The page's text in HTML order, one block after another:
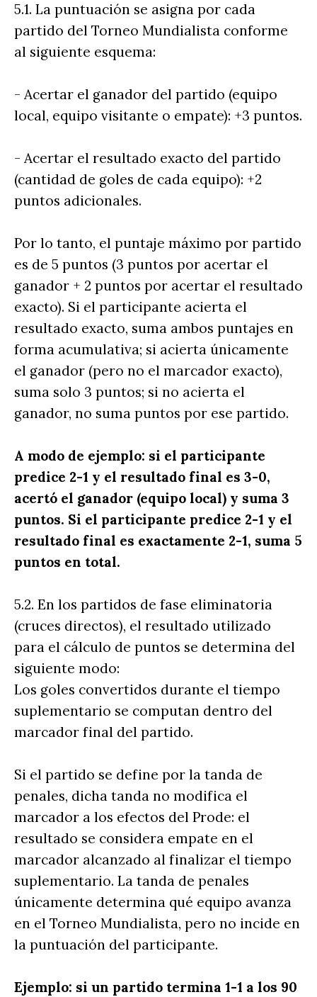
5.1. La puntuación se asigna por cada
partido del Torneo Mundialista conforme
al siguiente esquema:
- Acertar el ganador del partido (equipo
local, equipo visitante o empate): +3 puntos.
- Acertar el resultado exacto del partido
(cantidad de goles de cada equipo): +2
puntos adicionales.
Por lo tanto, el puntaje máximo por partido
es de 5 puntos (3 puntos por acertar el
ganador + 2 puntos por acertar el resultado
exacto). Si el participante acierta el
resultado exacto, suma ambos puntajes en
forma acumulativa; si acierta únicamente
el ganador (pero no el marcador exacto),
suma solo 3 puntos; si no acierta el
ganador, no suma puntos por ese partido.
A modo de ejemplo: si el participante
predice 2-1 y el resultado final es 3-0,
acertó el ganador (equipo local) y suma 3
puntos. Si el participante predice 2-1 y el
resultado final es exactamente 2-1, suma 5
puntos en total.
5.2. En los partidos de fase eliminatoria
(cruces directos), el resultado utilizado
para el cálculo de puntos se determina del
siguiente modo:
Los goles convertidos durante el tiempo
suplementario se computan dentro del
marcador final del partido.
Si el partido se define por la tanda de
penales, dicha tanda no modifica el
marcador a los efectos del Prode: el
resultado se considera empate en el
marcador alcanzado al finalizar el tiempo
suplementario. La tanda de penales
únicamente determina qué equipo avanza
en el Torneo Mundialista, pero no incide en
la puntuación del participante.
Ejemplo: si un partido termina 1-1 a los 90